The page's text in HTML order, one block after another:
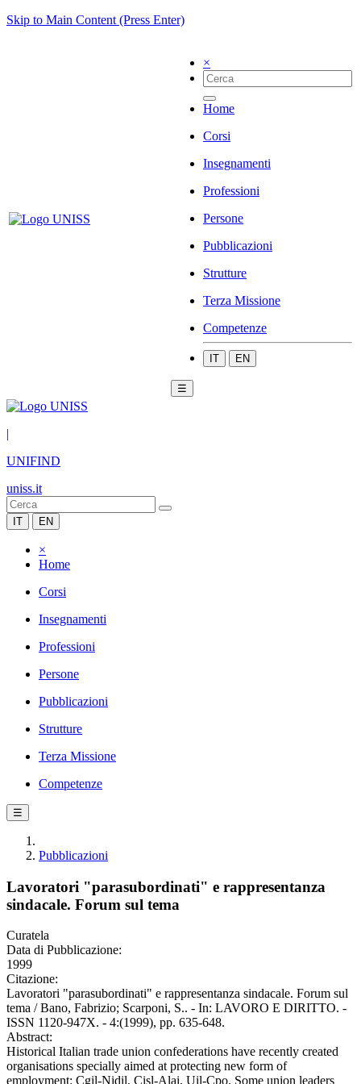
Skip to Main Content (Press Enter)
×
Home
Corsi
Insegnamenti
Professioni
Persone
Pubblicazioni
Strutture
Terza Missione
Competenze
IT EN
☰
|
UNIFIND
uniss.it
IT EN
×
Home
Corsi
Insegnamenti
Professioni
Persone
Pubblicazioni
Strutture
Terza Missione
Competenze
☰
Pubblicazioni
Lavoratori "parasubordinati" e rappresentanza
sindacale. Forum sul tema
Curatela
Data di Pubblicazione:
1999
Citazione:
Lavoratori "parasubordinati" e rappresentanza sindacale. Forum sul
tema / Bano, Fabrizio; Scarponi, S.. - In: LAVORO E DIRITTO. -
ISSN 1120-947X. - 4:(1999), pp. 635-648.
Abstract:
Historical Italian trade union confederations have recently created
organisations specially aimed at protecting new form of
employment: Cgil-Nidil, Cisl-Alai, Uil-Cpo. Some union leaders